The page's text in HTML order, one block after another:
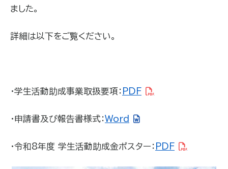
ました。
詳細は以下をご覧ください。
・学生活動助成事業取扱要項： PDF
・申請書及び報告書様式：Word
・令和8年度 学生活動助成金ポスター： PDF